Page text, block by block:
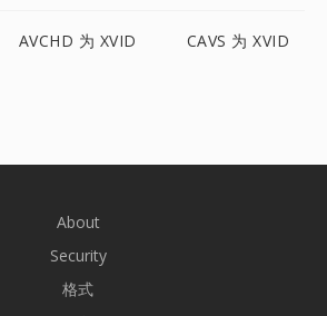
AVCHD 为 XVID CAVS 为 XVID
About
Security
格式